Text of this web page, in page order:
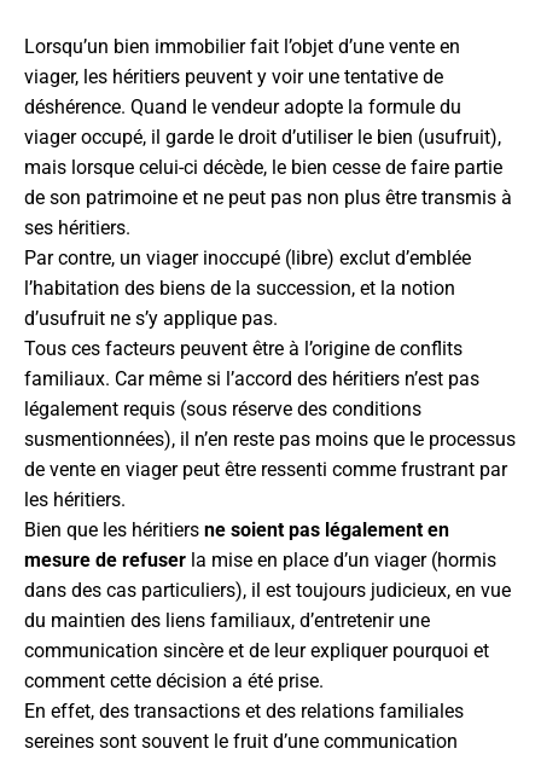
Lorsqu’un bien immobilier fait l’objet d’une vente en
viager, les héritiers peuvent y voir une tentative de
déshérence. Quand le vendeur adopte la formule du
viager occupé, il garde le droit d’utiliser le bien (usufruit),
mais lorsque celui-ci décède, le bien cesse de faire partie
de son patrimoine et ne peut pas non plus être transmis à
ses héritiers.
Par contre, un viager inoccupé (libre) exclut d’emblée
l’habitation des biens de la succession, et la notion
d’usufruit ne s’y applique pas.
Tous ces facteurs peuvent être à l’origine de conflits
familiaux. Car même si l’accord des héritiers n’est pas
légalement requis (sous réserve des conditions
susmentionnées), il n’en reste pas moins que le processus
de vente en viager peut être ressenti comme frustrant par
les héritiers.
Bien que les héritiers ne soient pas légalement en
mesure de refuser la mise en place d’un viager (hormis
dans des cas particuliers), il est toujours judicieux, en vue
du maintien des liens familiaux, d’entretenir une
communication sincère et de leur expliquer pourquoi et
comment cette décision a été prise.
En effet, des transactions et des relations familiales
sereines sont souvent le fruit d’une communication